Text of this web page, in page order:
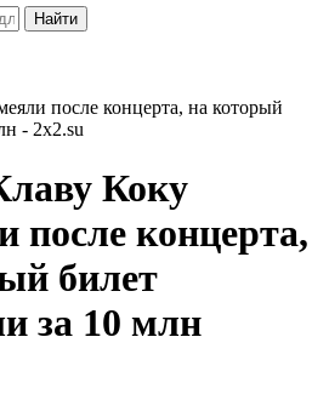
Найти
после концерта, на который
- 2x2.su
Коку
после концерта,
билет
за 10 млн